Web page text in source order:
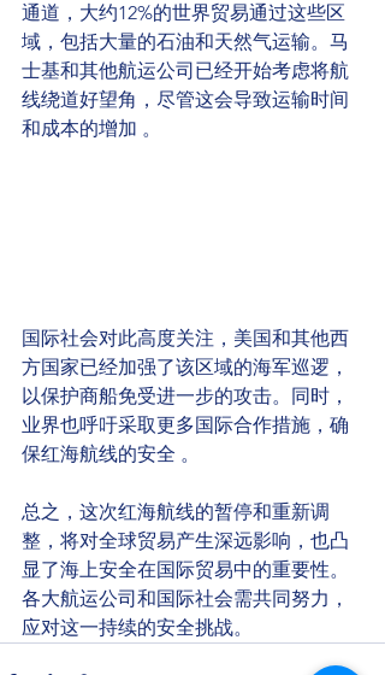
通道，大约12%的世界贸易通过这些区
域，包括大量的石油和天然气运输。马
士基和其他航运公司已经开始考虑将航
线绕道好望角，尽管这会导致运输时间
和成本的增加​ ​。
国际社会对此高度关注，美国和其他西
方国家已经加强了该区域的海军巡逻，
以保护商船免受进一步的攻击。同时，
业界也呼吁采取更多国际合作措施，确
保红海航线的安全​ ​。
总之，这次红海航线的暂停和重新调
整，将对全球贸易产生深远影响，也凸
显了海上安全在国际贸易中的重要性。
各大航运公司和国际社会需共同努力，
应对这一持续的安全挑战。